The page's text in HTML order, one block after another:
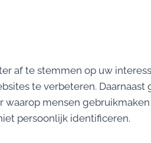
af te stemmen op uw
te verbeteren. Daarnaast
mensen gebruikmaken
persoonlijk identificeren.